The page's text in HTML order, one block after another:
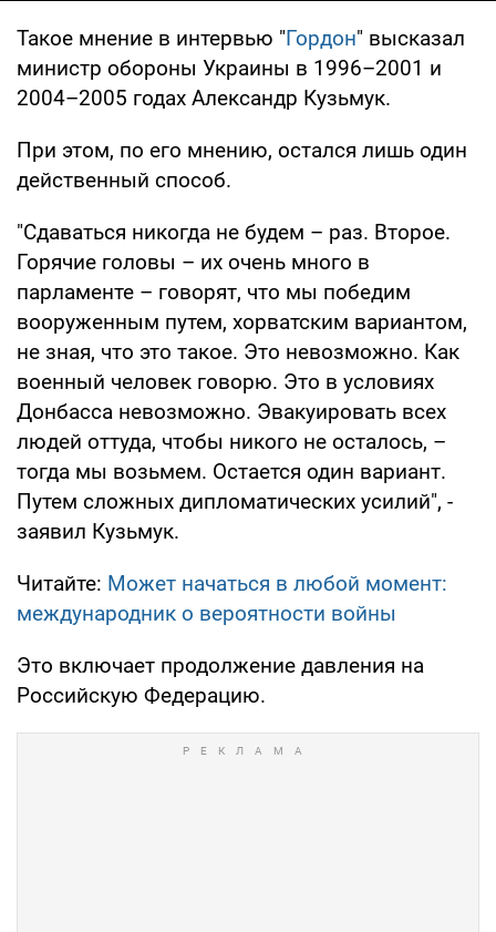
Такое мнение в интервью "Гордон" высказал
министр обороны Украины в 1996–2001 и
2004–2005 годах Александр Кузьмук.
При этом, по его мнению, остался лишь один
действенный способ.
"Сдаваться никогда не будем – раз. Второе.
Горячие головы – их очень много в
парламенте – говорят, что мы победим
вооруженным путем, хорватским вариантом,
не зная, что это такое. Это невозможно. Как
военный человек говорю. Это в условиях
Донбасса невозможно. Эвакуировать всех
людей оттуда, чтобы никого не осталось, –
тогда мы возьмем. Остается один вариант.
Путем сложных дипломатических усилий", -
заявил Кузьмук.
Читайте: Может начаться в любой момент:
международник о вероятности войны
Это включает продолжение давления на
Российскую Федерацию.